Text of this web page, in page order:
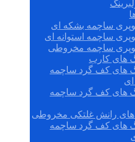
ساچمه بشکه ای
ساچمه استوانه ای
ساچمه مخروطی
های کارب
های کف گرد ساچمه
ای
های کف گرد ساچمه
های رانش غلتکی مخروطی
های کف گرد ساچمه